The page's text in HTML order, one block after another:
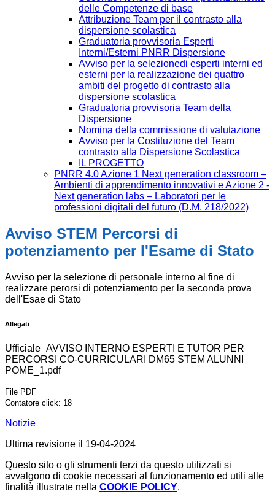
delle Competenze di base
Attribuzione Team per il contrasto alla
dispersione scolastica
Graduatoria provvisoria Esperti
Interni/Esterni PNRR Dispersione
Avviso per la selezionedi esperti interni ed
esterni per la realizzazione dei quattro
ambiti del progetto di contrasto alla
dispersione scolastica
Graduatoria provvisoria Team della
Dispersione
Nomina della commissione di valutazione
Avviso per la Costituzione del Team
contrasto alla Dispersione Scolastica
IL PROGETTO
PNRR 4.0 Azione 1 Next generation classroom –
Ambienti di apprendimento innovativi e Azione 2 -
Next generation labs – Laboratori per le
professioni digitali del futuro (D.M. 218/2022)
Avviso STEM Percorsi di
potenziamento per l'Esame di Stato
Avviso per la selezione di personale interno al fine di
realizzare perorsi di potenziamento per la seconda prova
dell'Esae di Stato
Allegati
Ufficiale_AVVISO INTERNO ESPERTI E TUTOR PER
PERCORSI CO-CURRICULARI DM65 STEM ALUNNI
POME_1.pdf
File PDF
Contatore click: 18
Notizie
Ultima revisione il 19-04-2024
Questo sito o gli strumenti terzi da questo utilizzati si
avvalgono di cookie necessari al funzionamento ed utili alle
finalità illustrate nella COOKIE POLICY.